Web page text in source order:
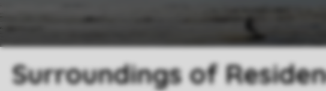
Surroundings of